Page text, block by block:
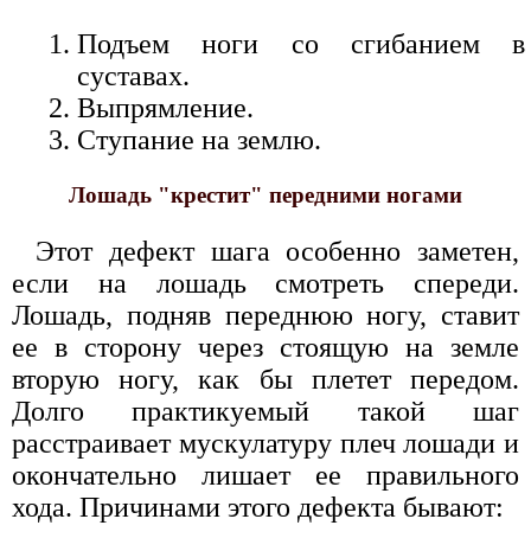
Подъем ноги со сгибанием в
суставах.
Выпрямление.
Ступание на землю.
Лошадь "крестит" передними ногами
Этот дефект шага особенно заметен,
если на лошадь смотреть спереди.
Лошадь, подняв переднюю ногу, ставит
ее в сторону через стоящую на земле
вторую ногу, как бы плетет передом.
Долго практикуемый такой шаг
расстраивает мускулатуру плеч лошади и
окончательно лишает ее правильного
хода. Причинами этого дефекта бывают: